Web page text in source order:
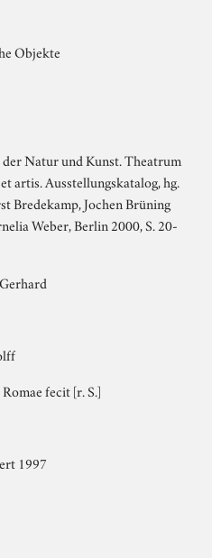
Objekte
Natur und Kunst. Theatrum
artis. Ausstellungskatalog, hg.
Bredekamp, Jochen Brüning
Weber, Berlin 2000, S. 20-
fecit [r. S.]
1997